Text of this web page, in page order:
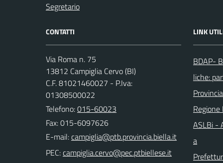
Segretario
CONTATTI
Via Roma n. 75
13812 Campiglia Cervo (BI)
C.F. 81021460027 - P.Iva:
01308500022
Telefono:015-60023
Fax: 015-6097626
E-mail:
PEC:
LINK
BDAP-
liche:
ASLBi -
a